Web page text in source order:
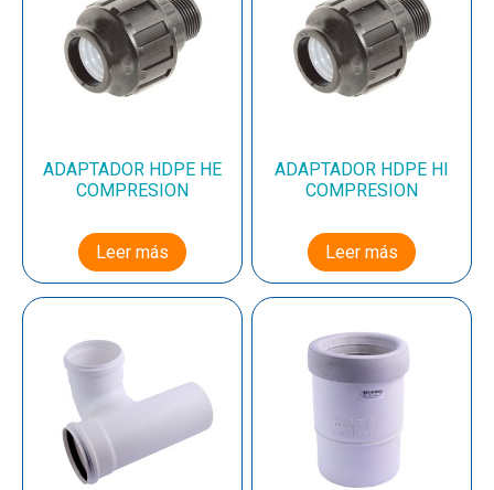
ADAPTADOR HDPE HE
COMPRESION
Leer más
ADAPTADOR HDPE HI
COMPRESION
Leer más